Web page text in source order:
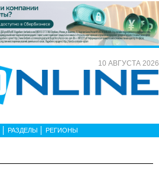
10 АВГУСТА 2026
РАЗДЕЛЫ РЕГИОНЫ